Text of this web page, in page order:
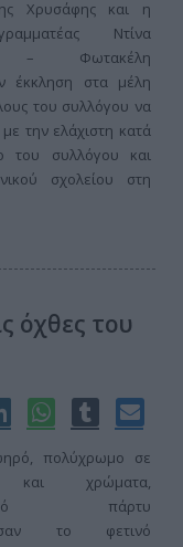
Χρυσάφης και η
Ντίνα
– Φωτακέλη
έκκληση στα μέλη
του συλλόγου να
την ελάχιστη κατά
του συλλόγου και
σχολείου στη
όχθες του
πολύχρωμο σε
και χρώματα,
πάρτυ
το φετινό